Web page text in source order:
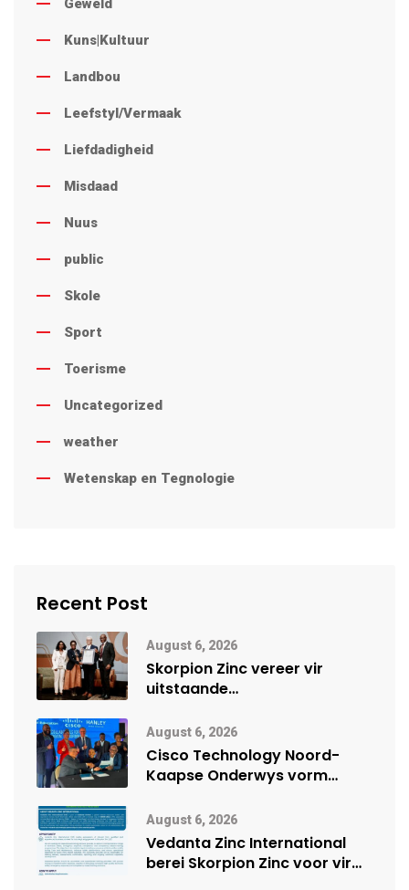
Kuns|Kultuur
Landbou
Leefstyl/Vermaak
Liefdadigheid
Misdaad
Nuus
public
Skole
Sport
Toerisme
Uncategorized
weather
Wetenskap en Tegnologie
Recent Post
August 6, 2026
Skorpion Zinc vereer vir
uitstaande
Namibië Mynbou Ekspo
August 6, 2026
Cisco Technology Noord-
Kaapse Onderwys vorm
vennootskap
August 6, 2026
Vedanta Zinc International
berei Skorpion Zinc voor vir